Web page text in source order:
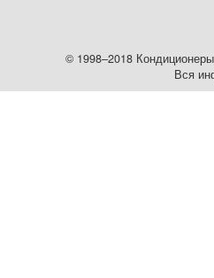
© 1998–2018
Вся